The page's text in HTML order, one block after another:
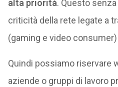
alta priorità. Questo
criticità della rete legate a
(gaming e video consumer)
Quindi possiamo riservare
aziende o gruppi di lavoro